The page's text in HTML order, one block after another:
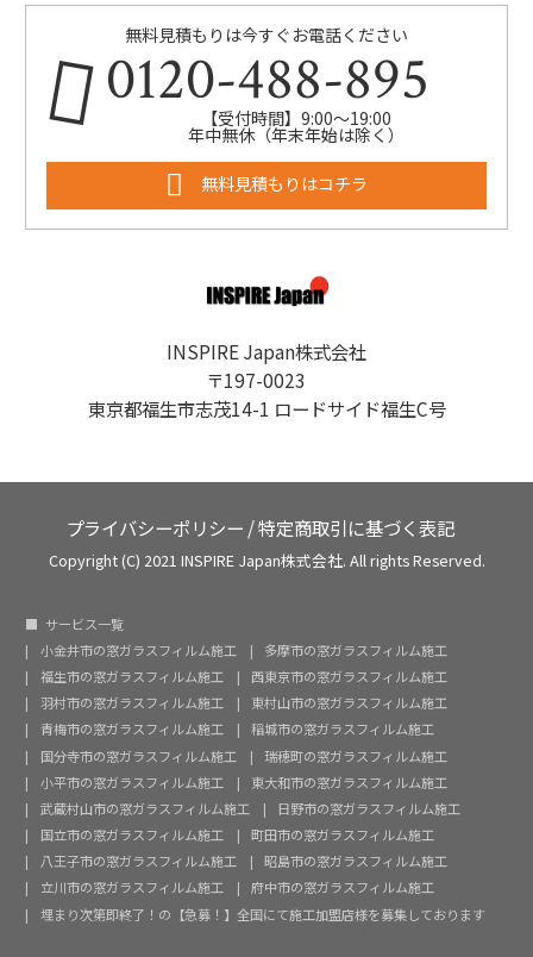
無料見積もりは今すぐお電話ください
0120-488-895
【受付時間】9:00～19:00
年中無休（年末年始は除く）
無料見積もりはコチラ
INSPIRE Japan株式会社
〒197-0023
東京都福生市志茂14-1 ロードサイド福生C号
プライバシーポリシー /特定商取引に基づく表記
Copyright (C) 2021 INSPIRE Japan株式会社. All rights Reserved.
サービス一覧
小金井市の窓ガラスフィルム施工
多摩市の窓ガラスフィルム施工
福生市の窓ガラスフィルム施工
西東京市の窓ガラスフィルム施工
羽村市の窓ガラスフィルム施工
東村山市の窓ガラスフィルム施工
青梅市の窓ガラスフィルム施工
稲城市の窓ガラスフィルム施工
国分寺市の窓ガラスフィルム施工
瑞穂町の窓ガラスフィルム施工
小平市の窓ガラスフィルム施工
東大和市の窓ガラスフィルム施工
武蔵村山市の窓ガラスフィルム施工
日野市の窓ガラスフィルム施工
国立市の窓ガラスフィルム施工
町田市の窓ガラスフィルム施工
八王子市の窓ガラスフィルム施工
昭島市の窓ガラスフィルム施工
立川市の窓ガラスフィルム施工
府中市の窓ガラスフィルム施工
埋まり次第即終了！の【急募！】全国にて施工加盟店様を募集しております